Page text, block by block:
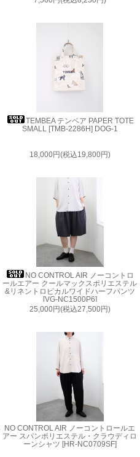
TEMBEA テンベア PAPER TOTE
SMALL [TMB-2286H] DOG-1
18,000円(税込19,800円)
NO CONTROL AIR ノーコントロ
ールエアー クールマックスポリエステル
&リネントロピカルワイドハーフパンツ
[VG-NC1500P6]
25,000円(税込27,500円)
NO CONTROL AIR ノーコントロールエ
アー スパンポリエステル・クラウディロ
ーンシャツ [HR-NC0709SF]